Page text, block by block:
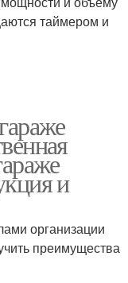
таймером и
и
организации
преимущества